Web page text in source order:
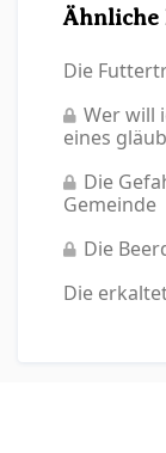
Ähnliche
Die
Wer will
eines
Die
Gemeinde
Die
Die